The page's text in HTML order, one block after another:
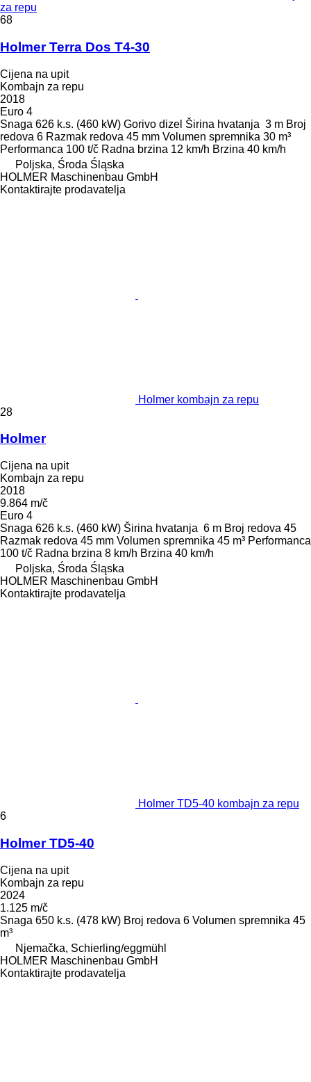
za repu
68
Holmer Terra Dos T4-30
Cijena na upit
Kombajn za repu
2018
Euro 4
Snaga 626 k.s. (460 kW) Gorivo dizel Širina hvatanja 3 m Broj
redova 6 Razmak redova 45 mm Volumen spremnika 30 m³
Performanca 100 t/č Radna brzina 12 km/h Brzina 40 km/h
Poljska, Środa Śląska
HOLMER Maschinenbau GmbH
Kontaktirajte prodavatelja
Holmer kombajn za repu
28
Holmer
Cijena na upit
Kombajn za repu
2018
9.864 m/č
Euro 4
Snaga 626 k.s. (460 kW) Širina hvatanja 6 m Broj redova 45
Razmak redova 45 mm Volumen spremnika 45 m³ Performanca
100 t/č Radna brzina 8 km/h Brzina 40 km/h
Poljska, Środa Śląska
HOLMER Maschinenbau GmbH
Kontaktirajte prodavatelja
Holmer TD5-40 kombajn za repu
6
Holmer TD5-40
Cijena na upit
Kombajn za repu
2024
1.125 m/č
Snaga 650 k.s. (478 kW) Broj redova 6 Volumen spremnika 45
m³
Njemačka, Schierling/eggmühl
HOLMER Maschinenbau GmbH
Kontaktirajte prodavatelja